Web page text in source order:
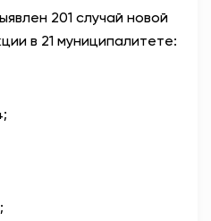
201 случай новой
в 21 муниципалитете: